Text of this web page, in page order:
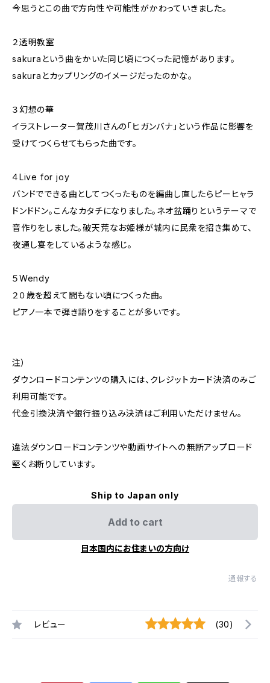
今思うとこの曲で方向性や可能性がかわっていきました。
２透明教室
sakuraという曲をかいた同じ頃につくった記憶があります。
sakuraとカップリングのイメージだったのかな。
３幻想の華
イラストレーター賀茂川さんの「ヒガンバナ」という作品に影響を
受けてつくらせてもらった曲です。
４Live for joy
バンドでできる曲としてつくったものを編曲し直したらピーヒャラ
ドンドドン。こんなカタチになりました。ネオ盆踊りというテーマで
音作りをしました。破天荒なお姫様が城内に民衆を招き集めて、
夜通し宴をしているような感じ。
５Wendy
２０歳を超えて間もない頃につくった曲。
ピアノ一本で弾き語りをすることが多いです。
注）
ダウンロードコンテンツの購入には、クレジットカード決済のみご
利用可能です。
代金引換決済や銀行振り込み決済はご利用いただけません。
違法ダウンロードコンテンツや動画サイトへの無断アップロード
堅くお断りしています。
Ship to Japan only
Add to cart
日本国内にお住まいの方向け
通報する
レビュー (30)